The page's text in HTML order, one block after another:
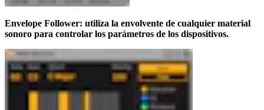
Envelope Follower: utiliza la envolvente de cualquier material
sonoro para controlar los parámetros de los dispositivos.